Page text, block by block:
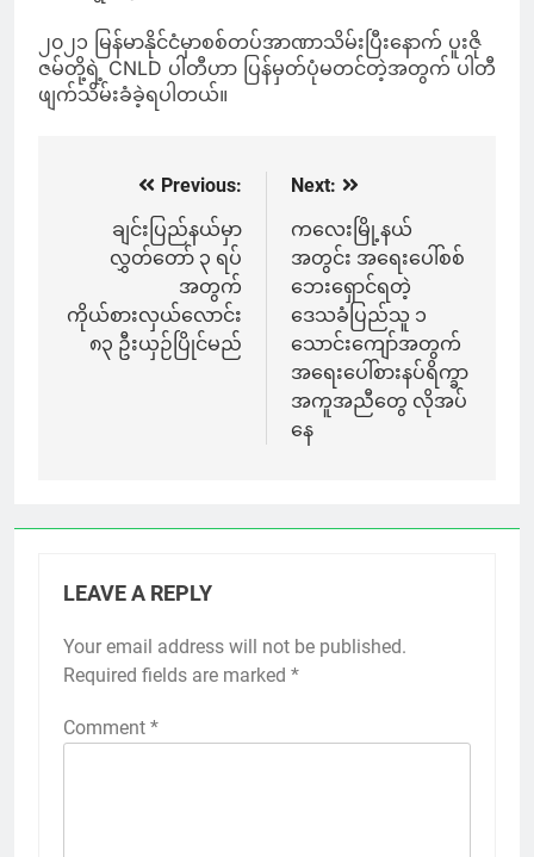
၂၀၂၁ မြန်မာနိုင်ငံမှာစစ်တပ်အာဏာသိမ်းပြီးနောက် ပူးဇို
ဇမ်တို့ရဲ့ CNLD ပါတီဟာ ပြန်မှတ်ပုံမတင်တဲ့အတွက် ပါတီ
ဖျက်သိမ်းခံခဲ့ရပါတယ်။
navigation
Previous:
ချင်းပြည်နယ်မှာ
လွှတ်တော် ၃ ရပ်
အတွက်
ကိုယ်စားလှယ်လောင်း
၈၃ ဦးယှဉ်ပြိုင်မည်
Next:
ကလေးမြို့နယ်
အတွင်း အရေးပေါ်စစ်
ဘေးရှောင်ရတဲ့
ဒေသခံပြည်သူ ၁
သောင်းကျော်အတွက်
အရေးပေါ်စားနပ်ရိက္ခာ
အကူအညီတွေ လိုအပ်
နေ
LEAVE A REPLY
Your email address will not be published.
Required fields are marked *
Comment *